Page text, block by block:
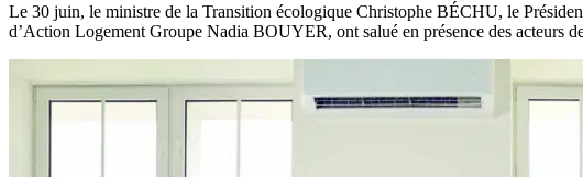
Le 30 juin, le ministre de la Transition écologique Christophe BÉCHU, le
d’Action Logement Groupe Nadia BOUYER, ont salué en présence des acteurs